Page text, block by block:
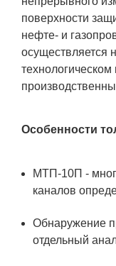
поверхности
нефте- и
осуществляется
Особенности
МТП-10П -
каналов
Обнаружение
отдельный